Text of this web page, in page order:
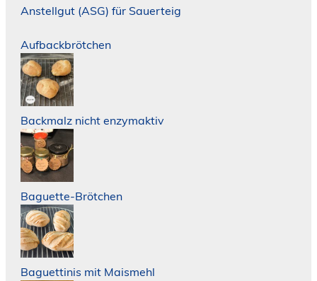
Anstellgut (ASG) für Sauerteig
Aufbackbrötchen
Backmalz nicht enzymaktiv
Baguette-Brötchen
Baguettinis mit Maismehl